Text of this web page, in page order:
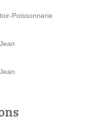
Poissonnerie